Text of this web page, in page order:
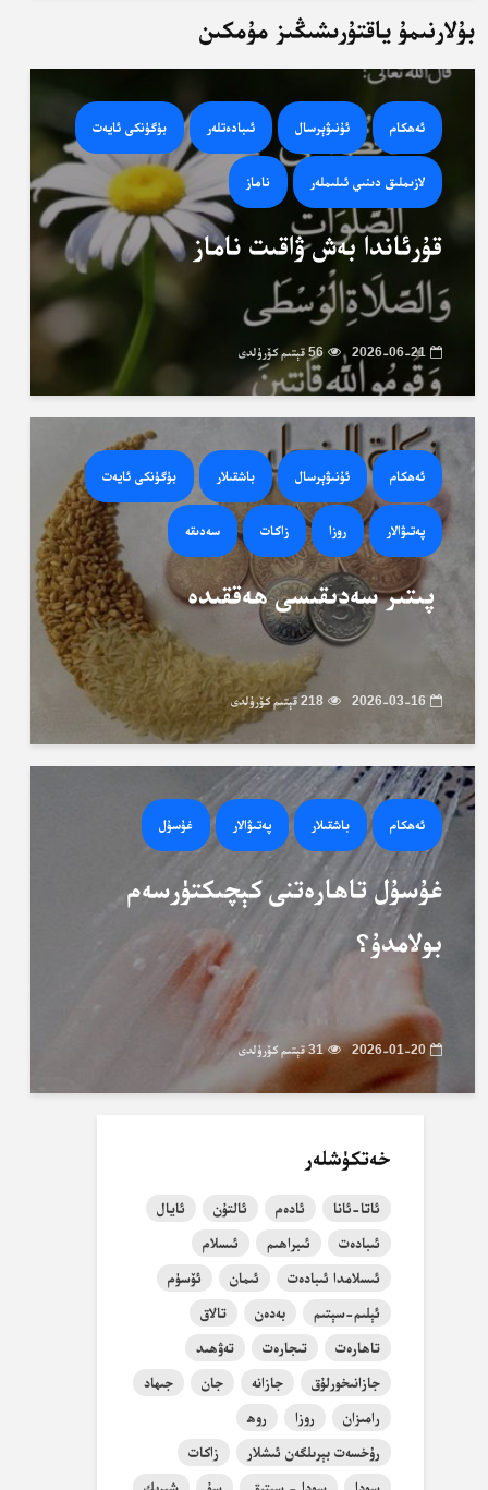
بۇلارنىمۇ ياقتۇرىشىڭىز مۇمكىن
ئەھكام ئۇنىۋېرسال ئىبادەتلەر بۈگۈنكى ئايەت
لازىملىق دىنىي ئىلىملەر ناماز
قۇرئاندا بەش ۋاقىت ناماز
2026-06-21 56 قېتىم كۆرۈلدى
ئەھكام ئۇنىۋېرسال باشقىلار بۈگۈنكى ئايەت
پەتىۋالار روزا زاكات سەدىقە
پىتىر سەدىقىسى ھەققىدە
2026-03-16 218 قېتىم كۆرۈلدى
ئەھكام باشقىلار پەتىۋالار غۇسۇل
غۇسۇل تاھارەتنى كېچىكتۈرسەم
بولامدۇ؟
2026-01-20 31 قېتىم كۆرۈلدى
خەتكۈشلەر
ئاتا-ئانا ئادەم ئالتۇن
ئايال
ئىبادەت
ئىبراھىم
ئىسلام
ئىسلامدا ئىبادەت
ئىمان
ئۆسۈم
ئېلىم-سېتىم
بەدەن
تالاق
تاھارەت
تىجارەت
تەۋھىد
جازانىخورلۇق
جازانە جان
جىھاد
رامىزان
روزا
روھ
رۇخسەت بېرىلگەن ئىشلار
زاكات